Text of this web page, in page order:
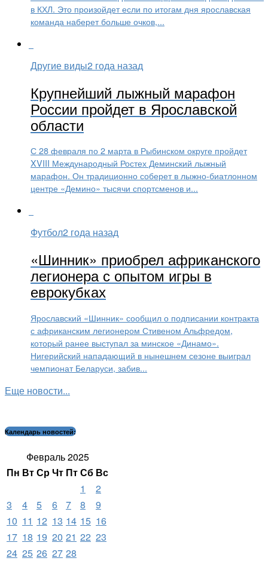
в КХЛ. Это произойдет если по итогам дня ярославская
команда наберет больше очков,...
Другие виды2 года назад
Крупнейший лыжный марафон
России пройдет в Ярославской
области
С 28 февраля по 2 марта в Рыбинском округе пройдет
XVIII Международный Ростех Деминский лыжный
марафон. Он традиционно соберет в лыжно-биатлонном
центре «Демино» тысячи спортсменов и...
Футбол2 года назад
«Шинник» приобрел африканского
легионера с опытом игры в
еврокубках
Ярославский «Шинник» сообщил о подписании контракта
с африканским легионером Стивеном Альфредом,
который ранее выступал за минское «Динамо».
Нигерийский нападающий в нынешнем сезоне выиграл
чемпионат Беларуси, забив...
Еще новости...
Календарь новостей:
Февраль 2025
Пн ВтСрЧт ПтСб Вс
1
2
3
4 5 6 7 8
9
10 11 12 13 14 15 16
17 18 19 20 21 22 23
24 25 26 27 28